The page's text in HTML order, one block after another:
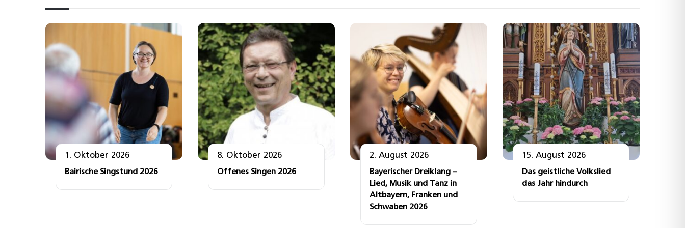
1. Oktober 2026
Bairische Singstund 2026
8. Oktober 2026
Offenes Singen 2026
2. August 2026
Bayerischer Dreiklang –
Lied, Musik und Tanz in
Altbayern, Franken und
Schwaben 2026
15. August 2026
Das geistliche Volkslied
das Jahr hindurch